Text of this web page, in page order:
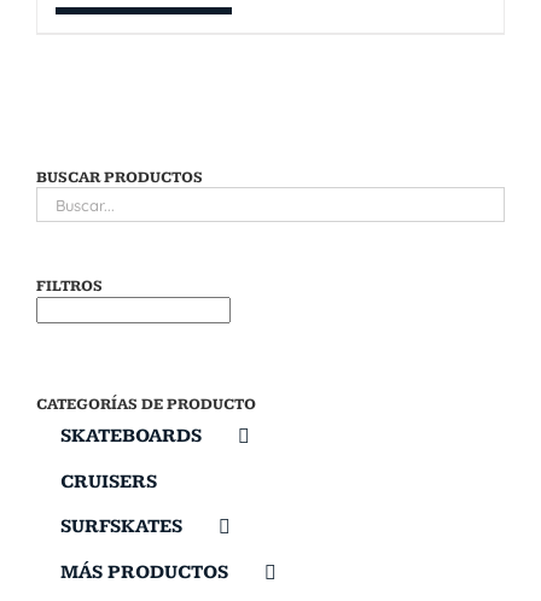
BUSCAR PRODUCTOS
FILTROS
CATEGORÍAS DE PRODUCTO
SKATEBOARDS
CRUISERS
SURFSKATES
MÁS PRODUCTOS